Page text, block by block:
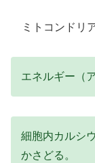
ミトコンドリ
エネルギー（
細胞内カルシ
かさどる。